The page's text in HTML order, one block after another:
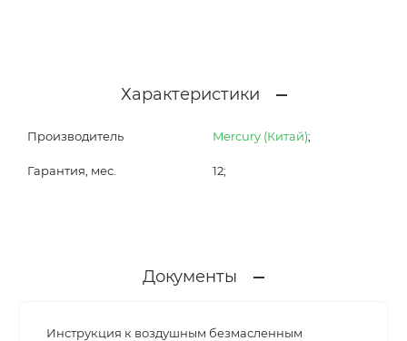
Характеристики
Производитель Mercury (Китай);
Гарантия, мес. 12;
Документы
Инструкция к воздушным безмасленным